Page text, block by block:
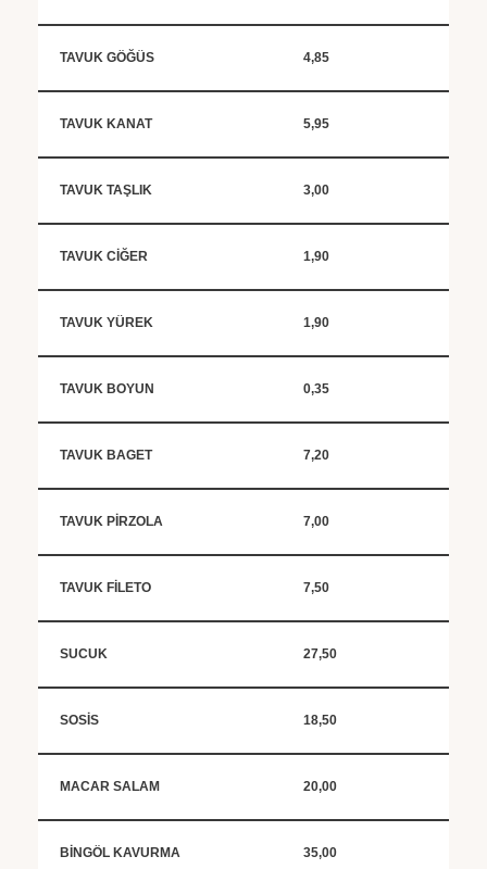
TAVUK GÖĞÜS 4,85
TAVUK KANAT 5,95
TAVUK TAŞLIK 3,00
TAVUK CİĞER 1,90
TAVUK YÜREK 1,90
TAVUK BOYUN 0,35
TAVUK BAGET 7,20
TAVUK PİRZOLA 7,00
TAVUK FİLETO 7,50
SUCUK 27,50
SOSİS 18,50
MACAR SALAM 20,00
BİNGÖL KAVURMA 35,00